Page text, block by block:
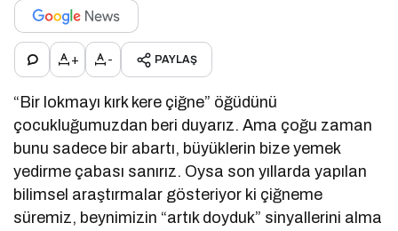
+ - PAYLAŞ
“Bir lokmayı kırk kere çiğne” öğüdünü
çocukluğumuzdan beri duyarız. Ama çoğu zaman
bunu sadece bir abartı, büyüklerin bize yemek
yedirme çabası sanırız. Oysa son yıllarda yapılan
bilimsel araştırmalar gösteriyor ki çiğneme
süremiz, beynimizin “artık doyduk” sinyallerini alma